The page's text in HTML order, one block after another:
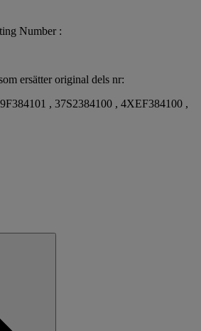
Number :
ersätter original dels nr:
, 37S2384100 , 4XEF384100 ,